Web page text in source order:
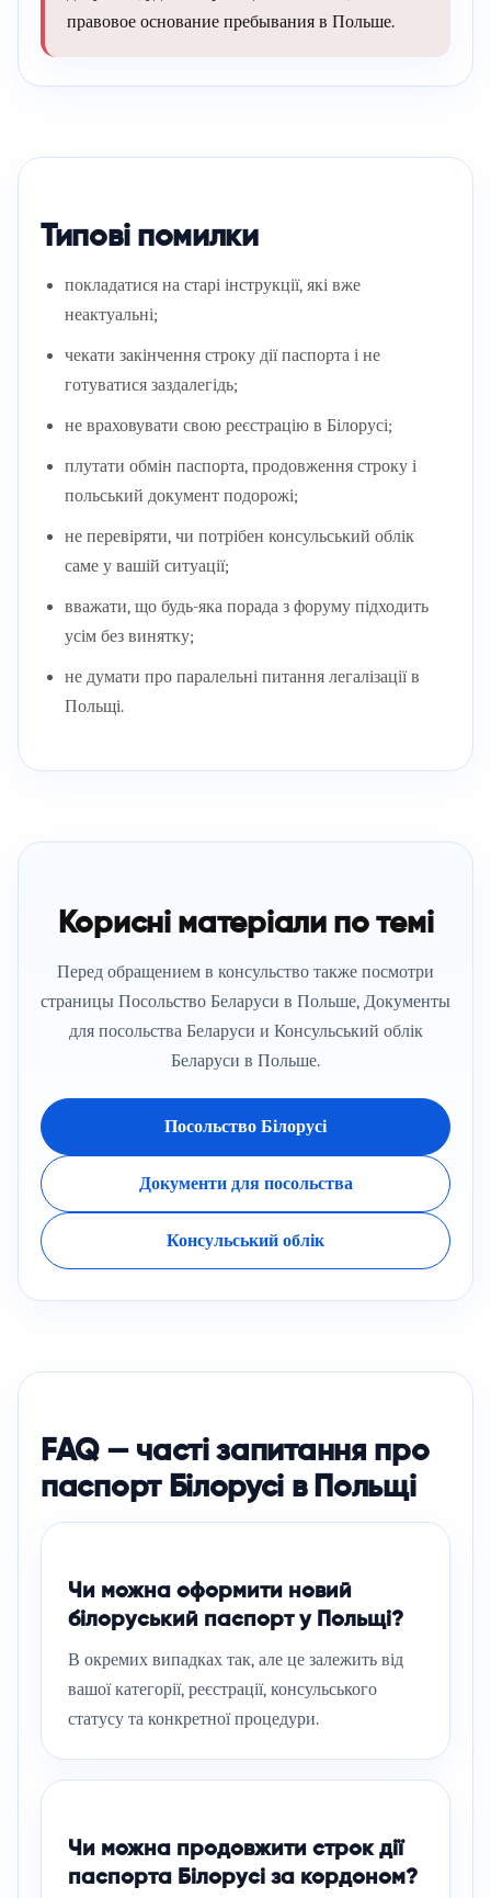
правовое основание пребывания в Польше.
Типові помилки
покладатися на старі інструкції, які вже
неактуальні;
чекати закінчення строку дії паспорта і не
готуватися заздалегідь;
не враховувати свою реєстрацію в Білорусі;
плутати обмін паспорта, продовження строку і
польський документ подорожі;
не перевіряти, чи потрібен консульський облік
саме у вашій ситуації;
вважати, що будь-яка порада з форуму підходить
усім без винятку;
не думати про паралельні питання легалізації в
Польщі.
Корисні матеріали по темі
Перед обращением в консульство также посмотри
страницы Посольство Беларуси в Польше, Документы
для посольства Беларуси и Консульський облік
Беларуси в Польше.
Посольство Білорусі
Документи для посольства
Консульський облік
FAQ — часті запитання про
паспорт Білорусі в Польщі
Чи можна оформити новий
білоруський паспорт у Польщі?
В окремих випадках так, але це залежить від
вашої категорії, реєстрації, консульського
статусу та конкретної процедури.
Чи можна продовжити строк дії
паспорта Білорусі за кордоном?